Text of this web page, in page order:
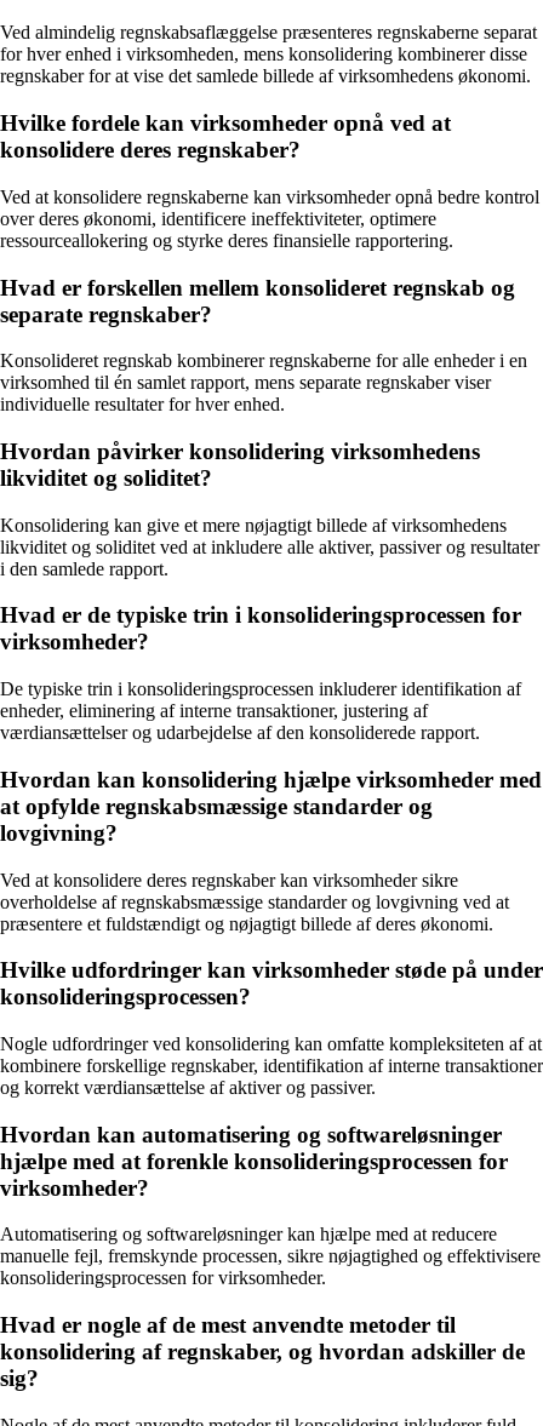
Ved almindelig regnskabsaflæggelse præsenteres regnskaberne separat
for hver enhed i virksomheden, mens konsolidering kombinerer disse
regnskaber for at vise det samlede billede af virksomhedens økonomi.
Hvilke fordele kan virksomheder opnå ved at
konsolidere deres regnskaber?
Ved at konsolidere regnskaberne kan virksomheder opnå bedre kontrol
over deres økonomi, identificere ineffektiviteter, optimere
ressourceallokering og styrke deres finansielle rapportering.
Hvad er forskellen mellem konsolideret regnskab og
separate regnskaber?
Konsolideret regnskab kombinerer regnskaberne for alle enheder i en
virksomhed til én samlet rapport, mens separate regnskaber viser
individuelle resultater for hver enhed.
Hvordan påvirker konsolidering virksomhedens
likviditet og soliditet?
Konsolidering kan give et mere nøjagtigt billede af virksomhedens
likviditet og soliditet ved at inkludere alle aktiver, passiver og resultater
i den samlede rapport.
Hvad er de typiske trin i konsolideringsprocessen for
virksomheder?
De typiske trin i konsolideringsprocessen inkluderer identifikation af
enheder, eliminering af interne transaktioner, justering af
værdiansættelser og udarbejdelse af den konsoliderede rapport.
Hvordan kan konsolidering hjælpe virksomheder med
at opfylde regnskabsmæssige standarder og
lovgivning?
Ved at konsolidere deres regnskaber kan virksomheder sikre
overholdelse af regnskabsmæssige standarder og lovgivning ved at
præsentere et fuldstændigt og nøjagtigt billede af deres økonomi.
Hvilke udfordringer kan virksomheder støde på under
konsolideringsprocessen?
Nogle udfordringer ved konsolidering kan omfatte kompleksiteten af at
kombinere forskellige regnskaber, identifikation af interne transaktioner
og korrekt værdiansættelse af aktiver og passiver.
Hvordan kan automatisering og softwareløsninger
hjælpe med at forenkle konsolideringsprocessen for
virksomheder?
Automatisering og softwareløsninger kan hjælpe med at reducere
manuelle fejl, fremskynde processen, sikre nøjagtighed og effektivisere
konsolideringsprocessen for virksomheder.
Hvad er nogle af de mest anvendte metoder til
konsolidering af regnskaber, og hvordan adskiller de
sig?